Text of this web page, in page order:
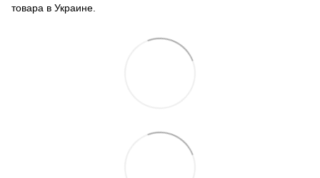
товара в Украине.